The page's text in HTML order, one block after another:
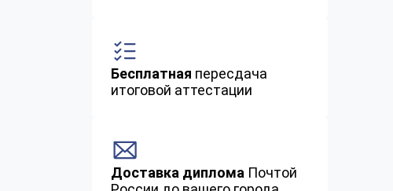
Бесплатная пересдача
итоговой аттестации
Доставка диплома Почтой